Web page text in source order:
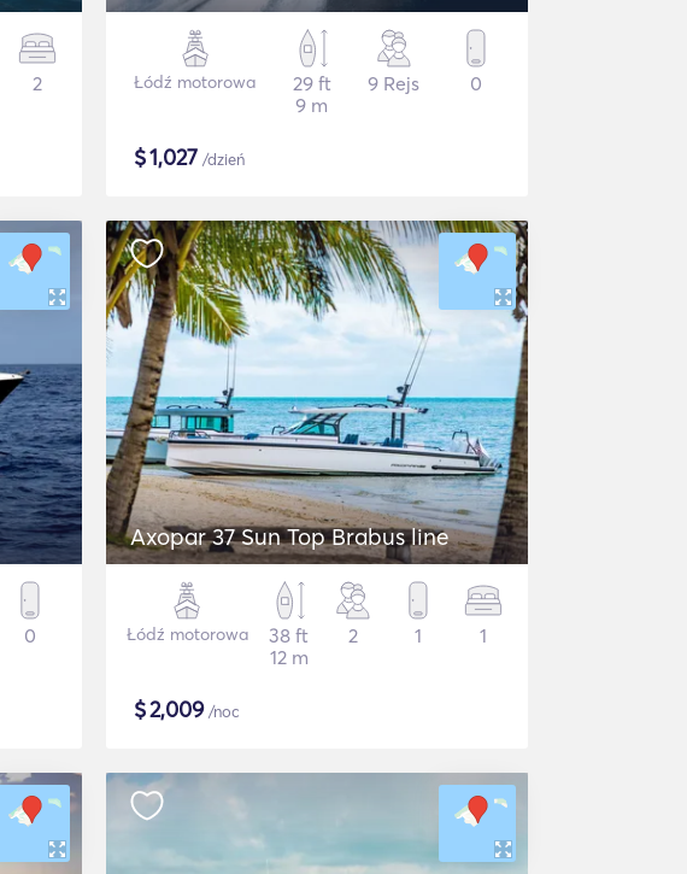
2 Łódź motorowa
29 ft
9 m
9 Rejs 0
$1,027 /dzień
0
Axopar 37 Sun Top Brabus line
Łódź motorowa
38 ft
12 m
2 1 1
$2,009/noc